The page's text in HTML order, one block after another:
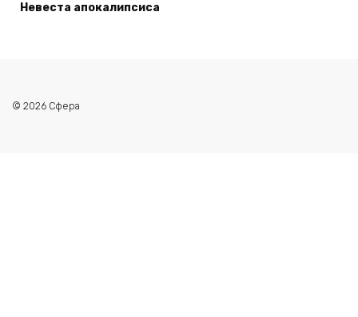
Невеста апокалипсиса
© 2026 Сфера